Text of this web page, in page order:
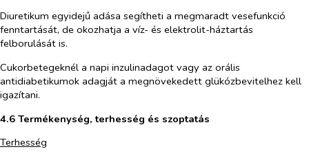
Diuretikum egyidejű adása segítheti a megmaradt vesefunkció
fenntartását, de okozhatja a víz- és elektrolit-háztartás
felborulását is.
Cukorbetegeknél a napi inzulinadagot vagy az orális
antidiabetikumok adagját a megnövekedett glükózbevitelhez kell
igazítani.
4.6 Termékenység, terhesség és szoptatás
Terhesség